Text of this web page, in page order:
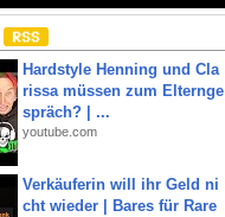
Hardstyle Henning und Cla
rissa müssen zum Elternge
spräch? | ...
youtube.com
Verkäuferin will ihr Geld ni
cht wieder | Bares für Rare